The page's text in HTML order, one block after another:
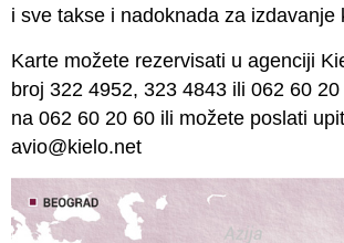
i sve takse i nadoknada za izdavanje
Karte možete rezervisati u agenciji
broj 322 4952, 323 4843 ili 062 60
na 062 60 20 60 ili možete poslati
avio@kielo.net